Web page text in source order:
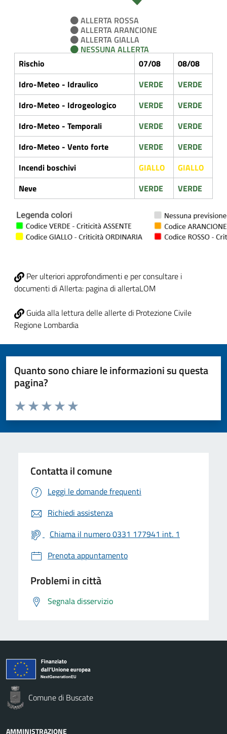
ALLERTA ROSSA
ALLERTA ARANCIONE
ALLERTA GIALLA
NESSUNA ALLERTA
Rischio
07/08
08/08
Idro-Meteo - Idraulico
VERDE
VERDE
Idro-Meteo - Idrogeologico
VERDE
VERDE
Idro-Meteo - Temporali
VERDE
VERDE
Idro-Meteo - Vento forte
VERDE
VERDE
Incendi boschivi
GIALLO
GIALLO
Neve
VERDE VERDE
Per ulteriori approfondimenti e per consultare i
documenti di Allerta: pagina di allertaLOM
Guida alla lettura delle allerte di Protezione Civile
Regione Lombardia
Quanto sono chiare le informazioni su questa
pagina?
Valuta da 1 a 5 stelle la pagina
Valuta 5 stelle su 5
Valuta 4 stelle su 5
Valuta 3 stelle su 5
Valuta 2 stelle su 5
Valuta 1 stelle su 5
Contatta il comune
Leggi le domande frequenti
Richiedi assistenza
Chiama il numero 0331 177941 int. 1
Prenota appuntamento
Problemi in città
Segnala disservizio
Comune di Buscate
AMMINISTRAZIONE